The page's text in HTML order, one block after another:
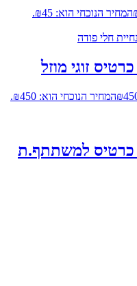
המחיר הנוכחי הוא: ₪45.
זוגי מוזל
₪המחיר הנוכחי הוא: ₪450.
כרטיס למשתתף.ת